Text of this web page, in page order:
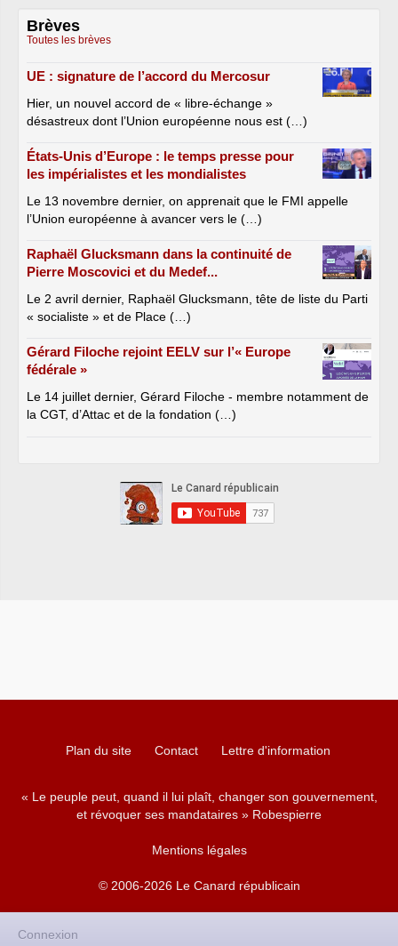
Brèves
Toutes les brèves
UE : signature de l’accord du Mercosur
Hier, un nouvel accord de « libre-échange »
désastreux dont l’Union européenne nous est (…)
États-Unis d’Europe : le temps presse pour
les impérialistes et les mondialistes
Le 13 novembre dernier, on apprenait que le FMI appelle
l’Union européenne à avancer vers le (…)
Raphaël Glucksmann dans la continuité de
Pierre Moscovici et du Medef...
Le 2 avril dernier, Raphaël Glucksmann, tête de liste du Parti
« socialiste » et de Place (…)
Gérard Filoche rejoint EELV sur l’« Europe
fédérale »
Le 14 juillet dernier, Gérard Filoche - membre notamment de
la CGT, d’Attac et de la fondation (…)
Plan du site Contact Lettre d'information
« Le peuple peut, quand il lui plaît, changer son gouvernement,
et révoquer ses mandataires » Robespierre
Mentions légales
© 2006-2026 Le Canard républicain
Connexion